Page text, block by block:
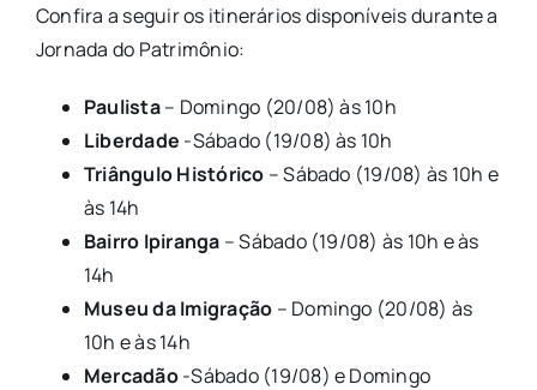
Confira a seguir os itinerários disponíveis durante a
Jornada do Patrimônio:
Paulista– Domingo (20/08) às 10h
Liberdade -Sábado (19/08) às 10h
Triângulo Histórico – Sábado (19/08) às 10h e
às 14h
Bairro Ipiranga – Sábado (19/08) às 10h e às
14h
Museu da Imigração – Domingo (20/08) às
10h e às 14h
Mercadão-Sábado (19/08) e Domingo